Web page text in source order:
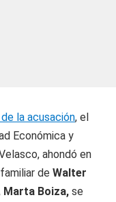
la acusación, el
Económica y
ahondó en
de Walter
Marta Boiza, se